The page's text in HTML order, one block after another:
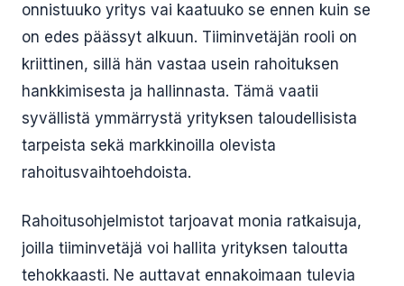
onnistuuko yritys vai kaatuuko se ennen kuin se
on edes päässyt alkuun. Tiiminvetäjän rooli on
kriittinen, sillä hän vastaa usein rahoituksen
hankkimisesta ja hallinnasta. Tämä vaatii
syvällistä ymmärrystä yrityksen taloudellisista
tarpeista sekä markkinoilla olevista
rahoitusvaihtoehdoista.
Rahoitusohjelmistot tarjoavat monia ratkaisuja,
joilla tiiminvetäjä voi hallita yrityksen taloutta
tehokkaasti. Ne auttavat ennakoimaan tulevia